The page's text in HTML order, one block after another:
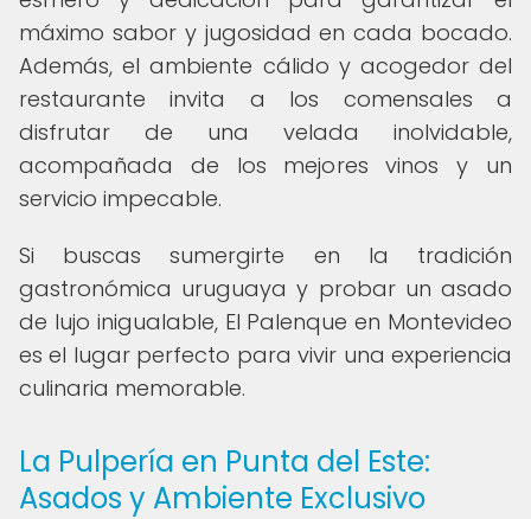
máximo sabor y jugosidad en cada bocado.
Además, el ambiente cálido y acogedor del
restaurante invita a los comensales a
disfrutar de una velada inolvidable,
acompañada de los mejores vinos y un
servicio impecable.
Si buscas sumergirte en la tradición
gastronómica uruguaya y probar un asado
de lujo inigualable, El Palenque en Montevideo
es el lugar perfecto para vivir una experiencia
culinaria memorable.
La Pulpería en Punta del Este:
Asados y Ambiente Exclusivo